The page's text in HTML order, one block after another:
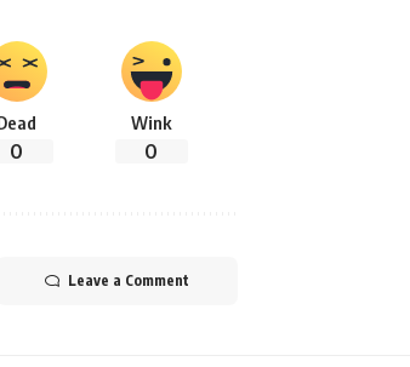
0
Wink
0
Leave a Comment